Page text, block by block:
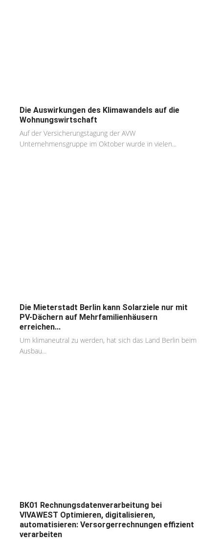
Die Auswirkungen des Klimawandels auf die
Wohnungswirtschaft
Auf der Versicherungstagung der AVW
Unternehmensgruppe im Oktober wurde in vielen...
Die Mieterstadt Berlin kann Solarziele nur mit
PV-Dächern auf Mehrfamilienhäusern
erreichen...
Um klimaneutral zu werden, hat sich das Land Berlin beim
Ausbau...
BK01 Rechnungsdatenverarbeitung bei
VIVAWEST Optimieren, digitalisieren,
automatisieren: Versorgerrechnungen effizient
verarbeiten